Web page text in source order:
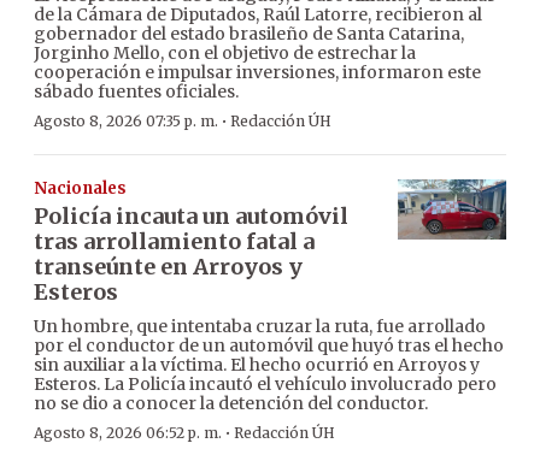
de la Cámara de Diputados, Raúl Latorre, recibieron al
gobernador del estado brasileño de Santa Catarina,
Jorginho Mello, con el objetivo de estrechar la
cooperación e impulsar inversiones, informaron este
sábado fuentes oficiales.
Agosto 8, 2026 07:35 p. m. · Redacción ÚH
Nacionales
Policía incauta un automóvil
tras arrollamiento fatal a
transeúnte en Arroyos y
Esteros
Un hombre, que intentaba cruzar la ruta, fue arrollado
por el conductor de un automóvil que huyó tras el hecho
sin auxiliar a la víctima. El hecho ocurrió en Arroyos y
Esteros. La Policía incautó el vehículo involucrado pero
no se dio a conocer la detención del conductor.
Agosto 8, 2026 06:52 p. m. · Redacción ÚH